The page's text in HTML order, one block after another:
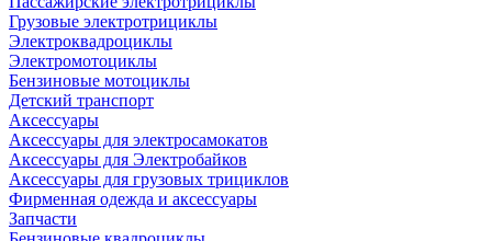
Грузовые электротрициклы
Электроквадроциклы
Электромотоциклы
Бензиновые мотоциклы
Детский транспорт
Аксессуары
Аксессуары для электросамокатов
Аксессуары для Электробайков
Аксессуары для грузовых трициклов
Фирменная одежда и аксессуары
Запчасти